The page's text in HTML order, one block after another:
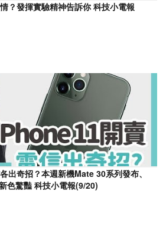
？發揮實驗精神告訴你 科技小電報
出奇招？本週新機Mate 30系列發布、
色驚豔 科技小電報(9/20)